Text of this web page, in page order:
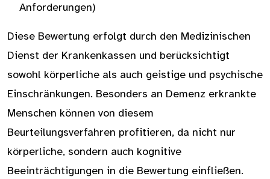
Anforderungen)
Diese Bewertung erfolgt durch den Medizinischen
Dienst der Krankenkassen und berücksichtigt
sowohl körperliche als auch geistige und psychische
Einschränkungen. Besonders an Demenz erkrankte
Menschen können von diesem
Beurteilungsverfahren profitieren, da nicht nur
körperliche, sondern auch kognitive
Beeinträchtigungen in die Bewertung einfließen.